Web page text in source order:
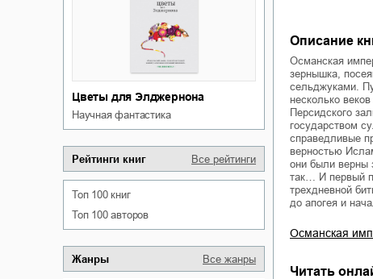
Цветы для Элджернона
научная фантастика
Рейтинги книг Все рейтинги
Топ 100 книг
Топ 100 авторов
Жанры Все жанры
Описание
Османская
зернышка,
сельджуками.
несколько
Персидского
государством
справедливые
верностью
они были верны
так… И первый
трехдневной
до апогея и
Османская
Читать